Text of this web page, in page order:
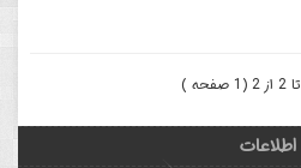
اطلاعات